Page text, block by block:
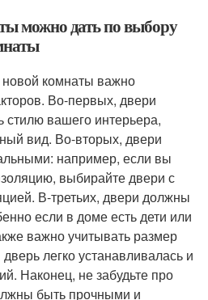
можно дать по выбору
комнаты важно
Во-первых, двери
стилю вашего интерьера,
вид. Во-вторых, двери
например, если вы
выбирайте двери с
В-третьих, двери должны
если в доме есть дети или
важно учитывать размер
легко устанавливалась и
Наконец, не забудьте про
быть прочными и